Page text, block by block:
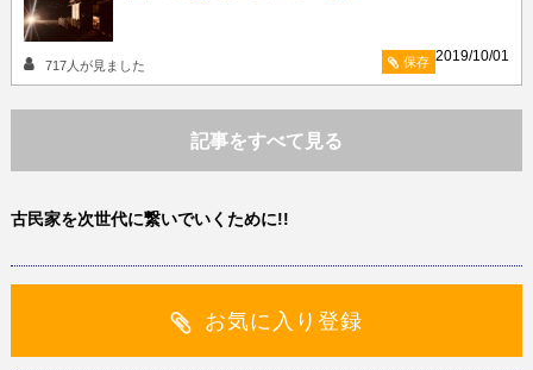
2019/10/01
717 人が見ました 保存
記事をすべて見る
古民家を次世代に繋いでいくために!!
お気に入り登録